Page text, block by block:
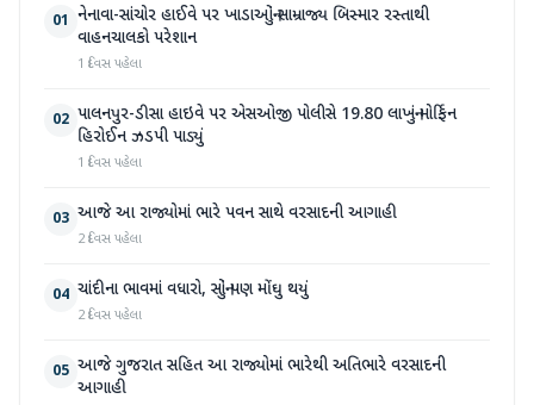
01 નેનાવા-સાંચોર હાઈવે પર ખાડાઓનું સામ્રાજ્ય બિસ્માર રસ્તાથી
વાહનચાલકો પરેશાન
1 દિવસ પહેલા
02 પાલનપુર-ડીસા હાઇવે પર એસઓજી પોલીસે 19.80 લાખનું મોર્ફિન
હિરોઈન ઝડપી પાડ્યું
1 દિવસ પહેલા
03 આજે આ રાજ્યોમાં ભારે પવન સાથે વરસાદની આગાહી
2 દિવસ પહેલા
04 ચાંદીના ભાવમાં વધારો, સોનું પણ મોંઘુ થયું
2 દિવસ પહેલા
05 આજે ગુજરાત સહિત આ રાજ્યોમાં ભારેથી અતિભારે વરસાદની
આગાહી